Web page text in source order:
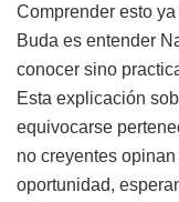
Comprender esto
Buda es entender
conocer sino
Esta explicación
equivocarse
no creyentes
oportunidad,